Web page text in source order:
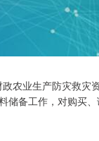
农业生产防灾救灾
储备工作，对购买